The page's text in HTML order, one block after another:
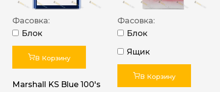
Фасовка:
Блок
В Корзину
Marshall KS Blue 100's
Фасовка:
Блок
Ящик
В Корзину